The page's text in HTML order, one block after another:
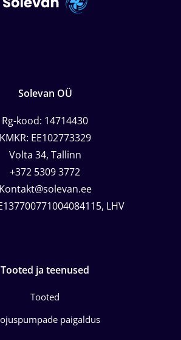
Solevan OÜ
Rg-kood: 14714430
KMKR: EE102773329
Volta 34, Tallinn
+372 5309 3772
Kontakt@solevan.ee
LHV
Tooted ja teenused
Tooted
paigaldus